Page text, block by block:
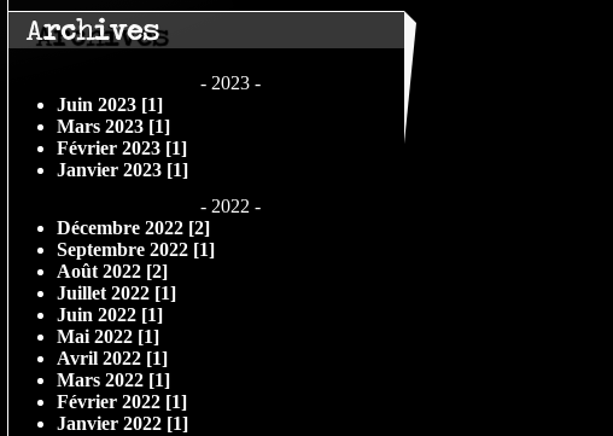
Archives
- 2023 -
Juin 2023 [1]
Mars 2023 [1]
Février 2023 [1]
Janvier 2023 [1]
- 2022 -
Décembre 2022 [2]
Septembre 2022 [1]
Août 2022 [2]
Juillet 2022 [1]
Juin 2022 [1]
Mai 2022 [1]
Avril 2022 [1]
Mars 2022 [1]
Février 2022 [1]
Janvier 2022 [1]